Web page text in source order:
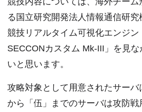
る国立研究開発法人情報通信研
競技リアルタイム可視化エンジン
SECCONカスタム Mk-III」を見
いと思います。
攻略対象として用意されたサーバ
から「伍」までのサーバは攻防戦